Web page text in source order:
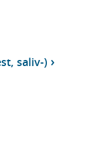
saliv-)